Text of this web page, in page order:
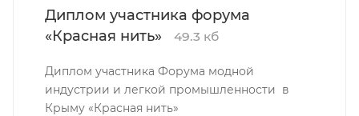
Диплом участника форума
«Красная нить»
49.3 кб
Диплом участника Форума модной
индустрии и легкой промышленности в
Крыму «Красная нить»